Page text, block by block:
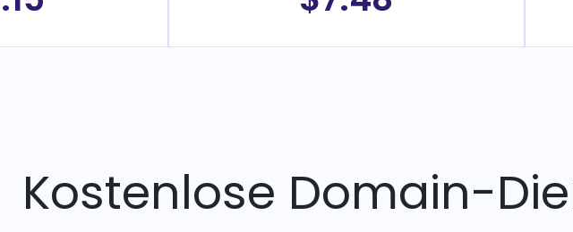
Kostenlose Domain-